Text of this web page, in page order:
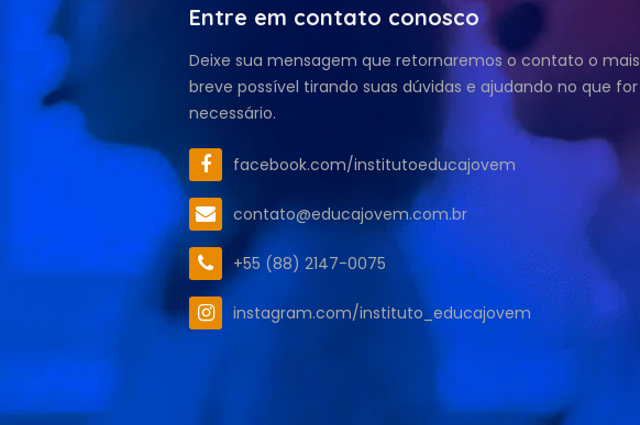
Entre em contato conosco
Deixe sua mensagem que retornaremos o contato o mais
breve possível tirando suas dúvidas e ajudando no que for
necessário.
facebook.com/institutoeducajovem
contato@educajovem.com.br
+55 (88) 2147-0075
instagram.com/instituto_educajovem